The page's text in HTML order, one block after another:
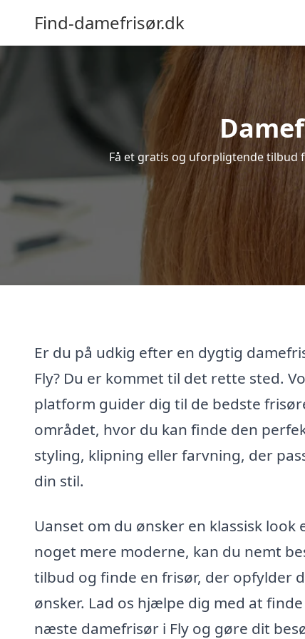
Find-damefrisør.dk
Få et gratis og uforpligtende tilbud
Er du på udkig efter en dygtig
Fly? Du er kommet til det rette sted.
platform guider dig til de bedste
området, hvor du kan finde den
styling, klipning eller farvning, der
din stil.
Uanset om du ønsker en klassisk look
noget mere moderne, kan du nemt
tilbud og finde en frisør, der opfylder
ønsker. Lad os hjælpe dig med at
næste damefrisør i Fly og gøre dit